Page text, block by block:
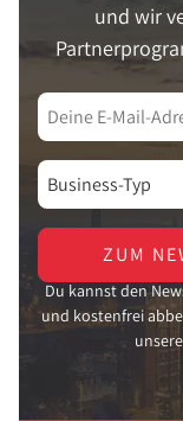
und wir
ZUM
Du kannst den
und kostenfrei